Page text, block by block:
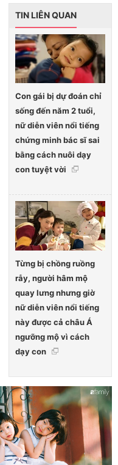
TIN LIÊN QUAN
Con gái bị dự đoán chỉ
sống đến năm 2 tuổi,
nữ diễn viên nổi tiếng
chứng minh bác sĩ sai
bằng cách nuôi dạy
con tuyệt vời
Từng bị chồng ruồng
rẫy, người hâm mộ
quay lưng nhưng giờ
nữ diễn viên nổi tiếng
này được cả châu Á
ngưỡng mộ vì cách
dạy con